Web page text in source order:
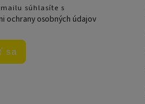
súhlasíte s
ochrany osobných údajov
sa